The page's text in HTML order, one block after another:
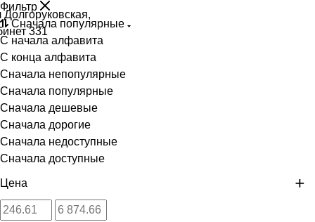
331
Фильтр
Сначала популярные
С начала алфавита
С конца алфавита
Сначала непопулярные
Сначала популярные
Сначала дешевые
Сначала дорогие
Сначала недоступные
Сначала доступные
Цена